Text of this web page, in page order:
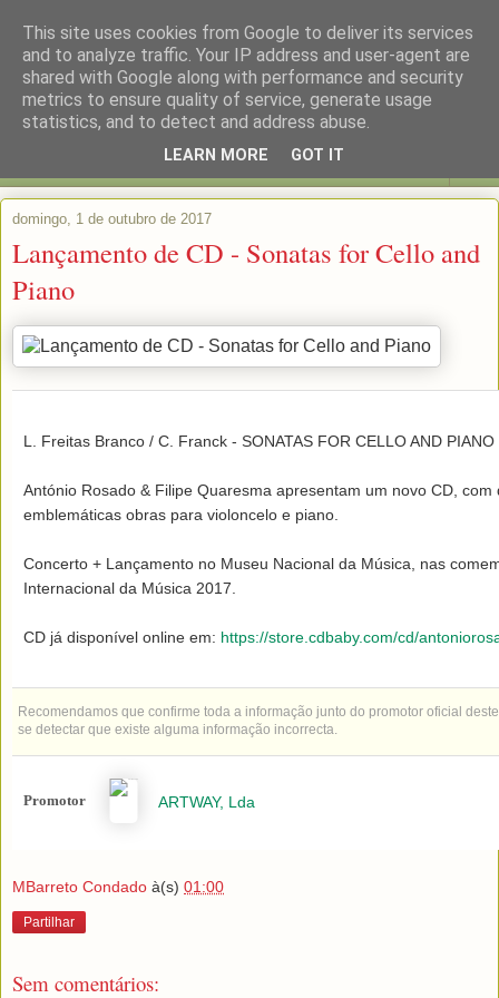
domingo, 1 de outubro de 2017
Lançamento de CD - Sonatas for Cello and
Piano
L. Freitas Branco / C. Franck - SONATAS FOR CELLO AND PIANO
António Rosado & Filipe Quaresma apresentam um novo CD, com
emblemáticas obras para violoncelo e piano.
Concerto + Lançamento no Museu Nacional da Música, nas
Internacional da Música 2017.
CD já disponível online em: https://store.cdbaby.com/cd/
Recomendamos que confirme toda a informação junto do promotor oficial
se detectar que existe alguma informação incorrecta.
Promotor ARTWAY, Lda
MBarreto Condado à(s) 01:00
Partilhar
Sem comentários:
This site uses cookies from Google to deliver its services
and to analyze traffic. Your IP address and user-agent are
shared with Google along with performance and security
metrics to ensure quality of service, generate usage
statistics, and to detect and address abuse.
LEARN MORE GOT IT